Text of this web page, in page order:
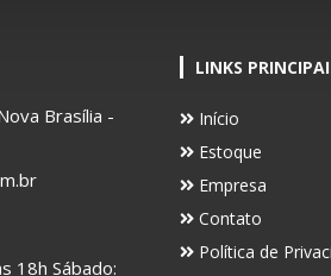
Brasília -
18h Sábado:
LINKS
Início
Estoque
Empresa
Contato
Política de